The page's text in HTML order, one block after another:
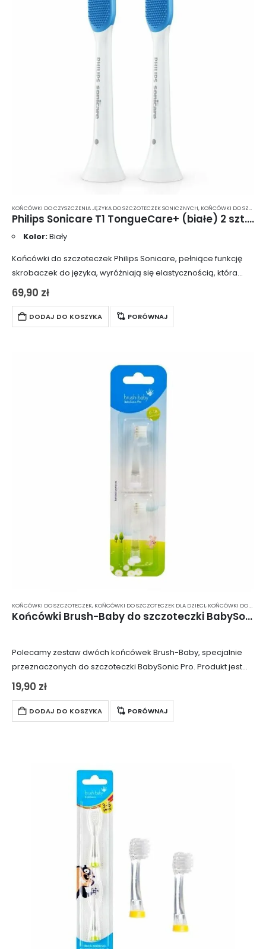
KOŃCÓWKI DO CZYSZCZENIA JĘZYKA DO SZCZOTECZEK SONICZNYCH, KOŃCÓWKI DO SZCZOTECZEK
Philips Sonicare T1 TongueCare+ (białe) 2 szt. – końcówki do czyszczenia języka dla szczoteczek sonicznych Sonicare HX8072/01
Kolor:Biały
Końcówki do szczoteczek Philips Sonicare, pełniące funkcję
skrobaczek do języka, wyróżniają się elastycznością, która
umożliwia dokładne oczyszczenie wszystkich obszarów. 240
gumowych mikrowłosków delikatnie, ale skutecznie
oczyszcza powierzchnię języka. Końcówki są…
69,90 zł
DODAJ DO KOSZYKA PORÓWNAJ
KOŃCÓWKI DO SZCZOTECZEK, KOŃCÓWKI DO SZCZOTECZEK DLA DZIECI, KOŃCÓWKI DO SZCZOTECZKI SONICZNEJ
Końcówki Brush-Baby do szczoteczki BabySonic PRO 0-18 miesięcy – 2 szt.
Polecamy zestaw dwóch końcówek Brush-Baby, specjalnie
przeznaczonych do szczoteczki BabySonic Pro. Produkt jest
dedykowany dzieciom do 18 miesięcy.
Brush-Baby BabySonic PRO.
19,90 zł
DODAJ DO KOSZYKA PORÓWNAJ